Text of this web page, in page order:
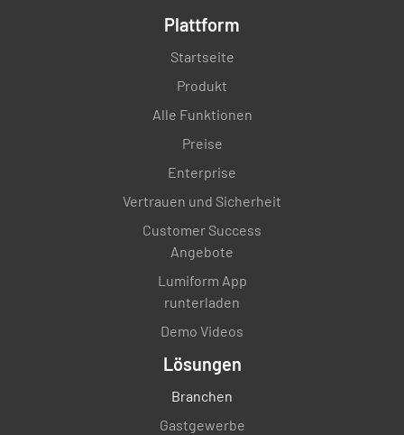
Plattform
Startseite
Produkt
Alle Funktionen
Preise
Enterprise
Vertrauen und Sicherheit
Customer Success
Angebote
Lumiform App
runterladen
Demo Videos
Lösungen
Branchen
Gastgewerbe